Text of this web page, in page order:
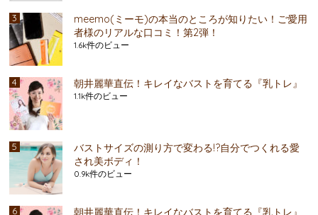
meemo(ミーモ)の本当のところが知りたい！ご愛用
者様のリアルな口コミ！第2弾！
1.6k件のビュー
朝井麗華直伝！キレイなバストを育てる『乳トレ』
1.1k件のビュー
バストサイズの測り方で変わる!?自分でつくれる愛
され美ボディ！
0.9k件のビュー
朝井麗華直伝！キレイなバストを育てる『乳トレ』